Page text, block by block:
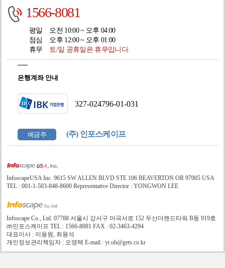
1566-8081
평일
오전 10:00 ~ 오후 04:00
점심
오후 12:00 ~ 오후 01:00
휴무
토/일 공휴일은 휴무입니다.
은행계좌 안내
327-024796-01-031
예금주 (주) 인포스케이프
InfoscapeUSA Inc. 9615 SW ALLEN BLVD STE 106 BEAVERTON OR 97005 USA
TEL : 001-1-503-848-8600 Representative Director : YONGWON LEE
Infoscape Co., Ltd. 07788 서울시 강서구 마곡서로 152 두산더랜드타워 B동 919호
㈜인포스케이프 TEL : 1566-8081 FAX : 02-3463-4294
대표이사 : 이용원, 최용석
개인정보관리책임자 : 오영택 E-mail : yt.oh@gets.co.kr